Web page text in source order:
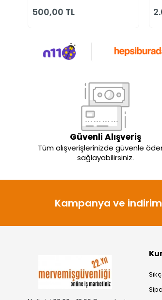
500,00 TL
Güvenli Alışveriş
Tüm alışverişlerinizde güvenle
sağlayabilirsiniz.
Kampanya ve